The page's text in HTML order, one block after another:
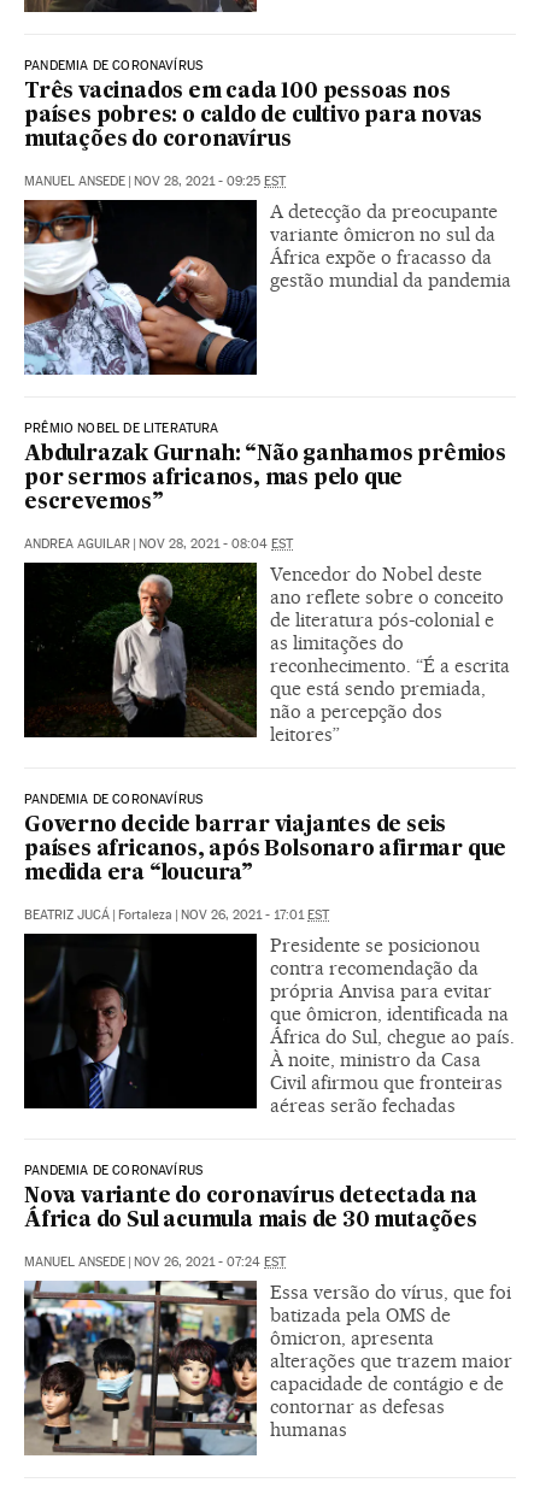
PANDEMIA DE CORONAVÍRUS
Três vacinados em cada 100 pessoas nos
países pobres: o caldo de cultivo para novas
mutações do coronavírus
MANUEL ANSEDE | NOV 28, 2021 - 09:25 EST
A detecção da preocupante
variante ômicron no sul da
África expõe o fracasso da
gestão mundial da pandemia
PRÊMIO NOBEL DE LITERATURA
Abdulrazak Gurnah: “Não ganhamos prêmios
por sermos africanos, mas pelo que
escrevemos”
ANDREA AGUILAR | NOV 28, 2021 - 08:04 EST
Vencedor do Nobel deste
ano reflete sobre o conceito
de literatura pós-colonial e
as limitações do
reconhecimento. “É a escrita
que está sendo premiada,
não a percepção dos
leitores”
PANDEMIA DE CORONAVÍRUS
Governo decide barrar viajantes de seis
países africanos, após Bolsonaro afirmar que
medida era “loucura”
BEATRIZ JUCÁ | Fortaleza | NOV 26, 2021 - 17:01EST
Presidente se posicionou
contra recomendação da
própria Anvisa para evitar
que ômicron, identificada na
África do Sul, chegue ao país.
À noite, ministro da Casa
Civil afirmou que fronteiras
aéreas serão fechadas
PANDEMIA DE CORONAVÍRUS
Nova variante do coronavírus detectada na
África do Sul acumula mais de 30 mutações
MANUEL ANSEDE | NOV 26, 2021 - 07:24 EST
Essa versão do vírus, que foi
batizada pela OMS de
ômicron, apresenta
alterações que trazem maior
capacidade de contágio e de
contornar as defesas
humanas